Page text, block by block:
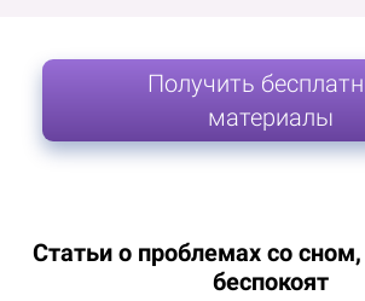
Получить
материалы
Статьи о проблемах со
беспокоят